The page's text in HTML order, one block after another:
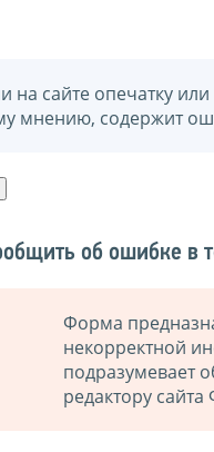
на сайте опечатку
мнению, содержит
об ошибке в
Форма
некорректной
подразумевает
редактору